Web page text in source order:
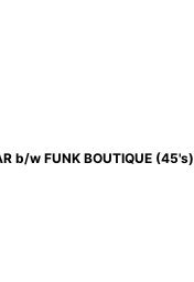
b/w FUNK BOUTIQUE (45's)